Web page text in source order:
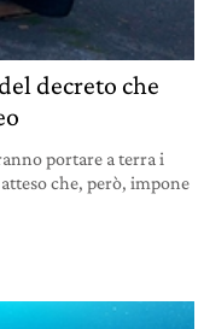
decreto che
portare a terra i
che, però, impone